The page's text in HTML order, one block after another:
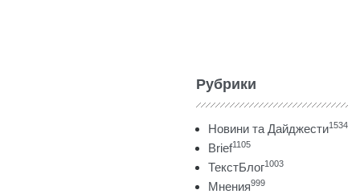
Рубрики
Новини та Дайджести1534
Brief1105
ТекстБлог1003
Мнения999